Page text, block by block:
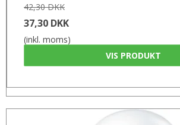
42,30 DKK
37,30 DKK
(inkl. moms)
VIS PRODUKT